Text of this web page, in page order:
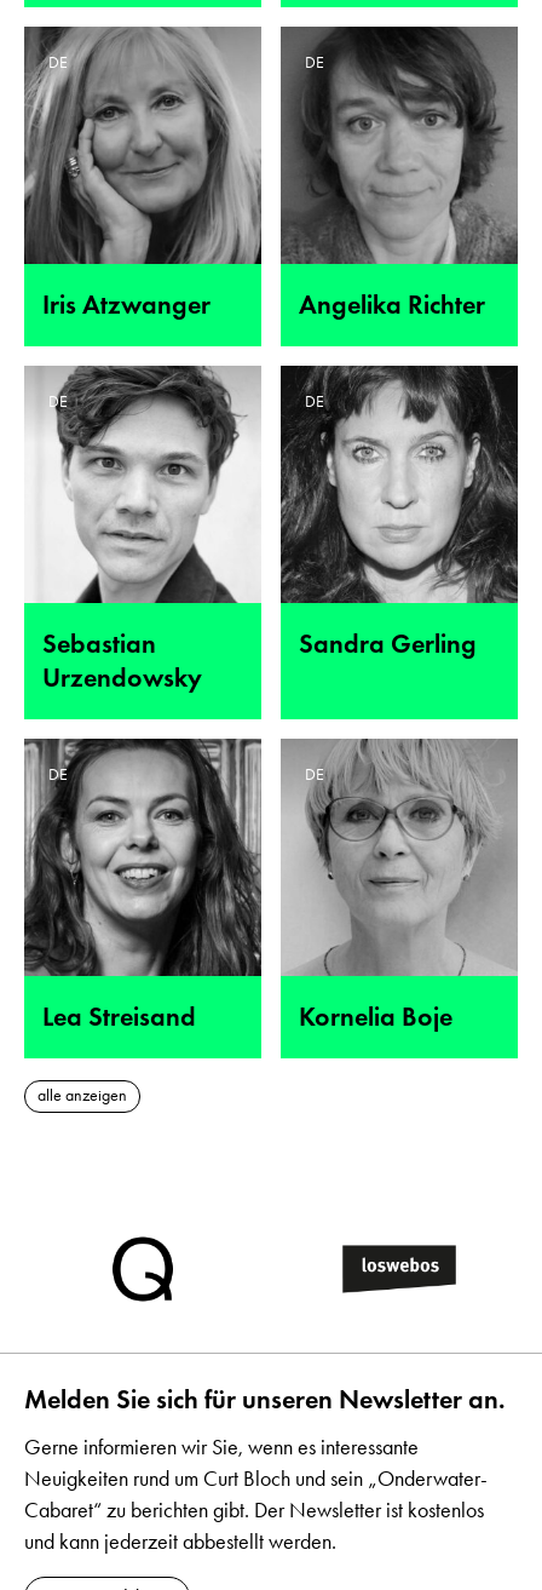
Iris Atzwanger
DE
Angelika Richter
DE
Sebastian
Urzendowsky
DE
Sandra Gerling
DE
Lea Streisand
DE
Kornelia Boje
DE
alle anzeigen
Melden Sie sich für unseren Newsletter an.
Gerne informieren wir Sie, wenn es interessante
Neuigkeiten rund um Curt Bloch und sein „Onderwater-
Cabaret“ zu berichten gibt. Der Newsletter ist kostenlos
und kann jederzeit abbestellt werden.